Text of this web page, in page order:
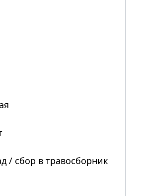
/ сбор в травосборник